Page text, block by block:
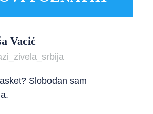
Vacić
Slobodan sam